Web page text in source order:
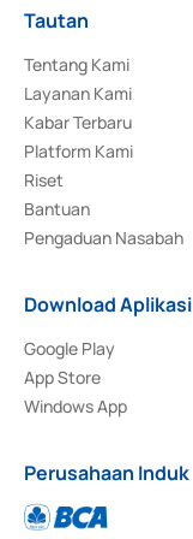
Tautan
Tentang Kami
Layanan Kami
Kabar Terbaru
Platform Kami
Riset
Bantuan
Pengaduan Nasabah
Download Aplikasi
Google Play
App Store
Windows App
Perusahaan Induk